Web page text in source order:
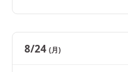
でも好評の婚礼料理
8/24 (月)